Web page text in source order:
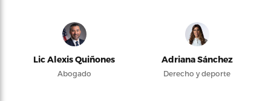
Lic Alexis Quiñones
Abogado
Adriana Sánchez
Derecho y deporte